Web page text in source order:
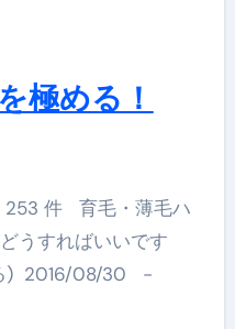
極める！
253 件 育毛・薄毛ハ
うすればいいです
) 2016/08/30 -